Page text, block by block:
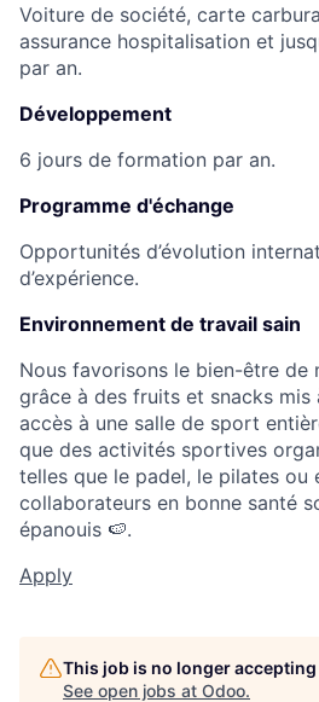
Voiture de société, carte
assurance hospitalisation et
par an.
Développement
6 jours de formation par an.
Programme d'échange
Opportunités d’évolution
d’expérience.
Environnement de travail sain
Nous favorisons le bien-être de
grâce à des fruits et snacks mis
accès à une salle de sport
que des activités sportives
telles que le padel, le pilates ou
collaborateurs en bonne santé
épanouis 🍉.
Apply
This job is no longer
See open jobs at Odoo.